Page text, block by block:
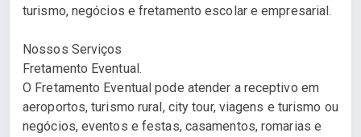
turismo, negócios e fretamento escolar e empresarial.
Nossos Serviços
Fretamento Eventual.
O Fretamento Eventual pode atender a receptivo em
aeroportos, turismo rural, city tour, viagens e turismo ou
negócios, eventos e festas, casamentos, romarias e